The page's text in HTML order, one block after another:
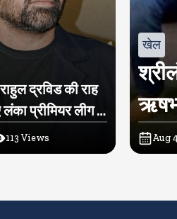
द्रविड की राह
प्रीमियर लीग में
113 Views
खेल
ऋषभ
Aug